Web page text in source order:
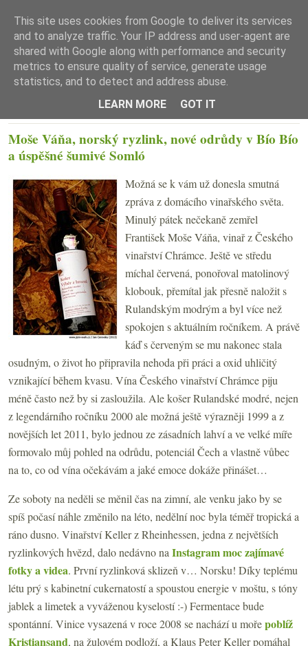
☰ Menu
Moše Váňa, norský ryzlink, nové odrůdy v Bío Bío
a úspěšné šumivé Somló
Možná se k vám už donesla smutná
zpráva z domácího vinařského světa.
Minulý pátek nečekaně zemřel
František Moše Váňa, vinař z Českého
vinařství Chrámce. Ještě ve středu
míchal červená, ponořoval matolinový
klobouk, přemítal jak přesně naložit s
Rulandským modrým a byl více než
spokojen s aktuálním ročníkem. A právě
káď s červeným se mu nakonec stala
osudným, o život ho připravila nehoda při práci a oxid uhličitý
vznikající během kvasu. Vína Českého vinařství Chrámce piju
méně často než by si zasloužila. Ale košer Rulandské modré, nejen
z legendárního ročníku 2000 ale možná ještě výrazněji 1999 a z
novějších let 2011, bylo jednou ze zásadních lahví a ve velké míře
formovalo můj pohled na odrůdu, potenciál Čech a vlastně vůbec
na to, co od vína očekávám a jaké emoce dokáže přinášet…
Ze soboty na neděli se měnil čas na zimní, ale venku jako by se
spíš počasí náhle změnilo na léto, nedělní noc byla téměř tropická a
ráno dusno. Vinařství Keller z Rheinhessen, jedna z největších
ryzlinkových hvězd, dalo nedávno na Instagram moc zajímavé
fotky a videa. První ryzlinková sklizeň v… Norsku! Díky teplému
létu prý s kabinetní cukernatostí a spoustou energie v moštu, s tóny
jablek a limetek a vyváženou kyselostí :-) Fermentace bude
spontánní. Vinice vysazená v roce 2008 se nachází u mořepoblíž
Kristiansand, na žulovém podloží, a Klaus Peter Keller pomáhal
This site uses cookies from Google to deliver its services
and to analyze traffic. Your IP address and user-agent are
shared with Google along with performance and security
metrics to ensure quality of service, generate usage
statistics, and to detect and address abuse.
LEARN MORE
GOT IT